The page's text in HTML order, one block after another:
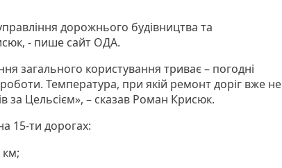
дорожнього будівництва та
- пише сайт ОДА.
загального користування триває – погодні
Температура, при якій ремонт доріг вже не
за Цельсієм», – сказав Роман Крисюк.
15-ти дорогах:
км;